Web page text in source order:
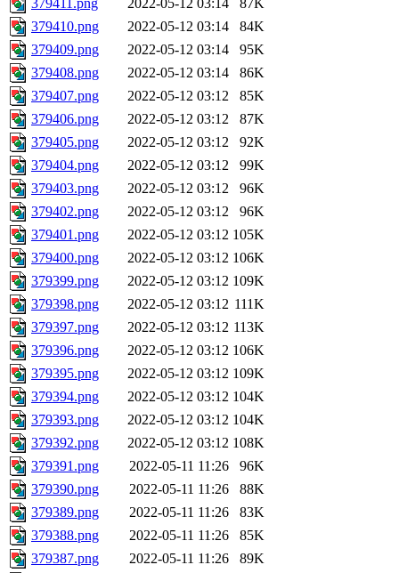
379411.png
2022-05-12 03:14
87K
379410.png
2022-05-12 03:14
84K
379409.png
2022-05-12 03:14
95K
379408.png
2022-05-12 03:14
86K
379407.png
2022-05-12 03:12
85K
379406.png
2022-05-12 03:12
87K
379405.png
2022-05-12 03:12
92K
379404.png
2022-05-12 03:12
99K
379403.png
2022-05-12 03:12
96K
379402.png
2022-05-12 03:12
96K
379401.png
2022-05-12 03:12 105K
379400.png
2022-05-12 03:12 106K
379399.png
2022-05-12 03:12 109K
379398.png
2022-05-12 03:12 111K
379397.png
2022-05-12 03:12 113K
379396.png
2022-05-12 03:12 106K
379395.png
2022-05-12 03:12 109K
379394.png
2022-05-12 03:12 104K
379393.png
2022-05-12 03:12 104K
379392.png
2022-05-12 03:12 108K
379391.png
2022-05-11 11:26
96K
379390.png
2022-05-11 11:26
88K
379389.png
2022-05-11 11:26
83K
379388.png
2022-05-11 11:26
85K
379387.png
2022-05-11 11:26
89K